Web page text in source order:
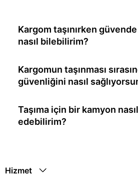
Kargom taşınırken
nasıl bilebilirim?
Kargomun taşınması
güvenliğini nasıl
Taşıma için bir kamyon
edebilirim?
Hizmet